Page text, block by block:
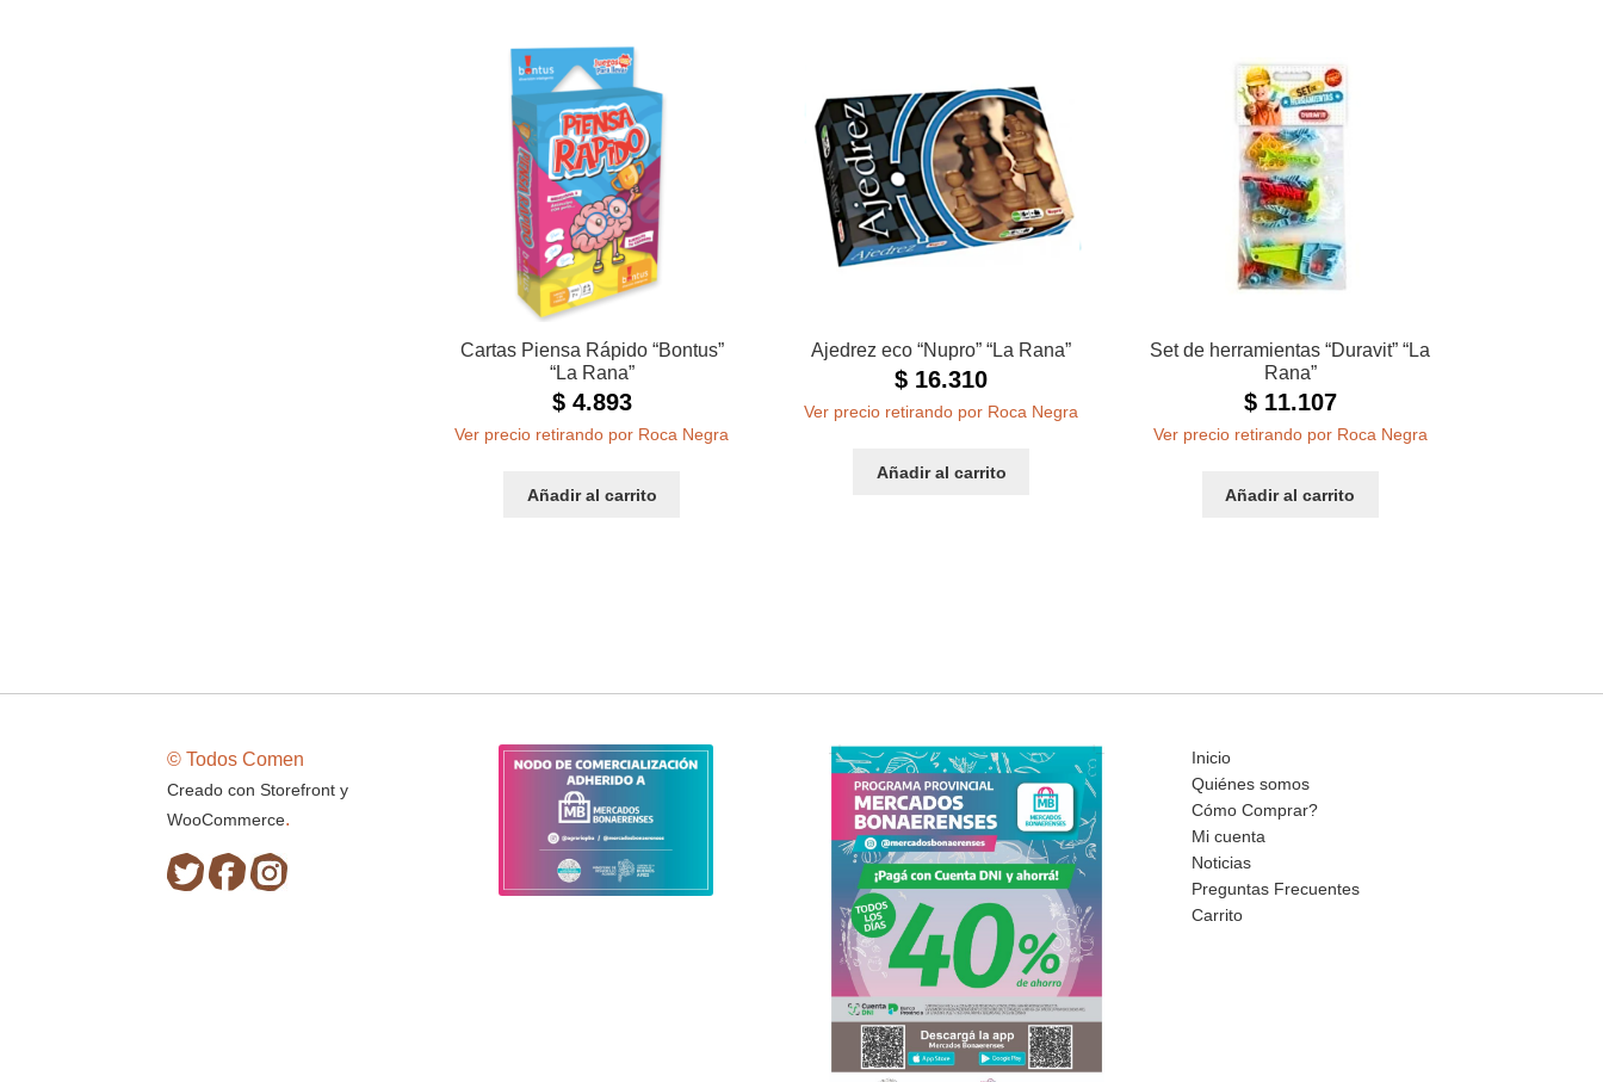
Cartas Piensa Rápido “Bontus”
“La Rana”
$4.893
Ver precio retirando por Roca Negra
Añadir al carrito
Ajedrez eco “Nupro” “La Rana”
$ 16.310
Ver precio retirando por Roca Negra
Añadir al carrito
Set de herramientas “Duravit” “La
Rana”
$11.107
Ver precio retirando por Roca Negra
Añadir al carrito
© Todos Comen
Creado con Storefront y
WooCommerce.
Inicio
Quiénes somos
Cómo Comprar?
Mi cuenta
Noticias
Preguntas Frecuentes
Carrito